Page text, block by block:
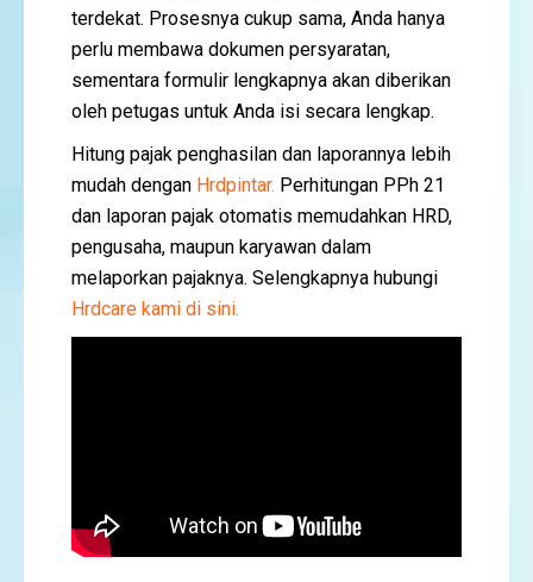
terdekat. Prosesnya cukup sama, Anda hanya
perlu membawa dokumen persyaratan,
sementara formulir lengkapnya akan diberikan
oleh petugas untuk Anda isi secara lengkap.
Hitung pajak penghasilan dan laporannya lebih
mudah dengan Hrdpintar. Perhitungan PPh 21
dan laporan pajak otomatis memudahkan HRD,
pengusaha, maupun karyawan dalam
melaporkan pajaknya. Selengkapnya hubungi
Hrdcare kami di sini.